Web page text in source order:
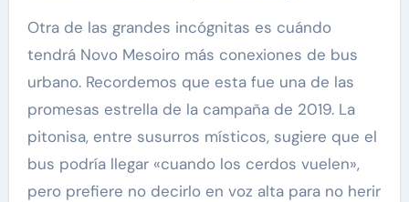
Otra de las grandes incógnitas es cuándo
tendrá Novo Mesoiro más conexiones de bus
urbano. Recordemos que esta fue una de las
promesas estrella de la campaña de 2019. La
pitonisa, entre susurros místicos, sugiere que el
bus podría llegar «cuando los cerdos vuelen»,
pero prefiere no decirlo en voz alta para no herir